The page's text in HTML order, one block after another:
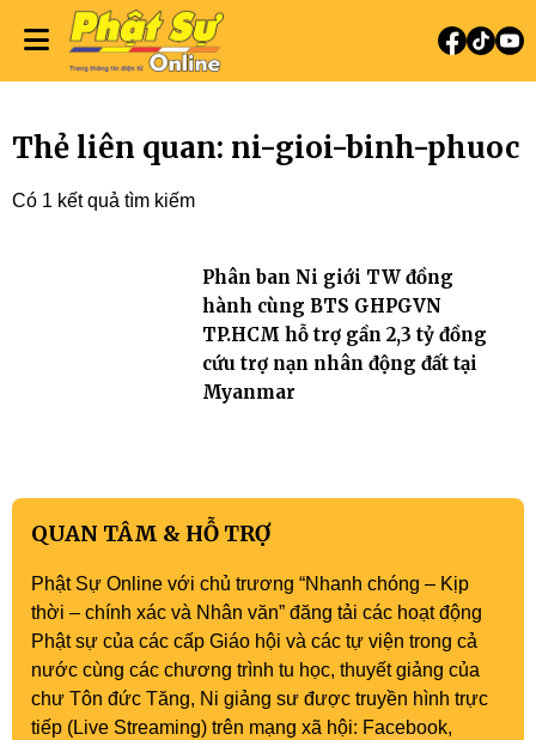
Thẻ liên quan: ni-gioi-binh-phuoc
Có 1 kết quả tìm kiếm
Phân ban Ni giới TW đồng
hành cùng BTS GHPGVN
TP.HCM hỗ trợ gần 2,3 tỷ đồng
cứu trợ nạn nhân động đất tại
Myanmar
QUAN TÂM & HỖ TRỢ
Phật Sự Online với chủ trương “Nhanh chóng – Kịp
thời – chính xác và Nhân văn” đăng tải các hoạt động
Phật sự của các cấp Giáo hội và các tự viện trong cả
nước cùng các chương trình tu học, thuyết giảng của
chư Tôn đức Tăng, Ni giảng sư được truyền hình trực
tiếp (Live Streaming) trên mạng xã hội: Facebook,